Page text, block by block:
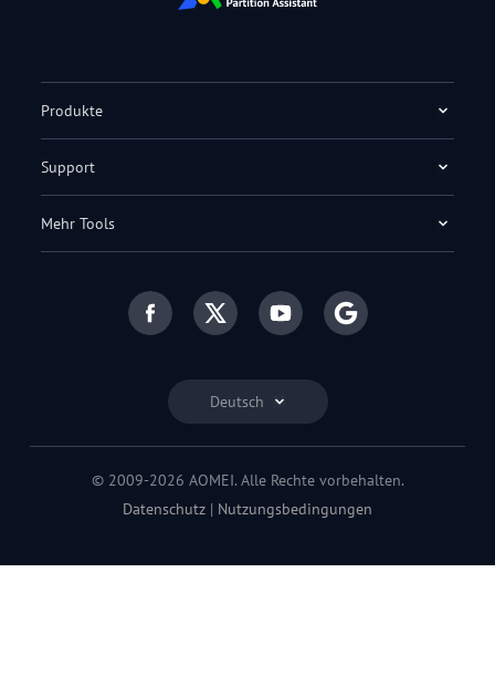
Deutsch
Produkte
Support
Mehr Tools
© 2009-2026 AOMEI. Alle Rechte vorbehalten.
Datenschutz | Nutzungsbedingungen